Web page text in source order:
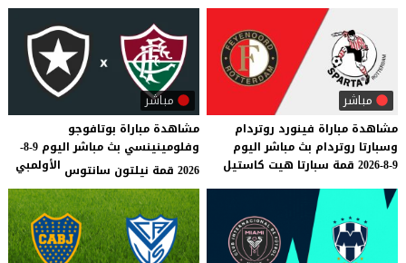
مباشر
مشاهدة مباراة فينورد روتردام
وسبارتا روتردام بث مباشر اليوم
9-8-2026
قمة سبارتا هيت كاستيل
مباشر
مشاهدة مباراة بوتافوجو
وفلومينينسي بث مباشر اليوم 9-8-
2026 قمة نيلتون سانتوس
الأولمبي